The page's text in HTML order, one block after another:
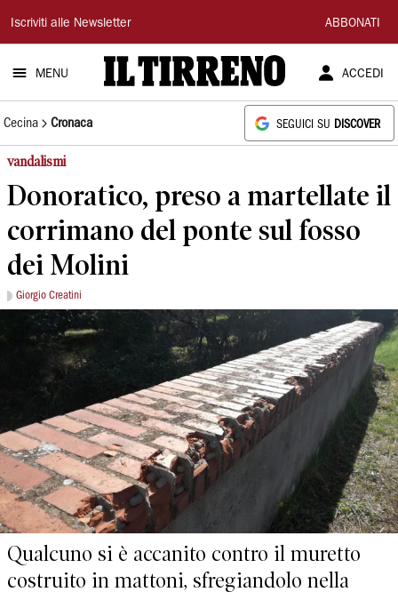
Il
Tirreno
Iscriviti alle Newsletter ABBONATI
MENU ACCEDI
Cecina Cronaca SEGUICI SU DISCOVER
vandalismi
Donoratico, preso a martellate il
corrimano del ponte sul fosso
dei Molini
Giorgio Creatini
Qualcuno si è accanito contro il muretto
costruito in mattoni, sfregiandolo nella